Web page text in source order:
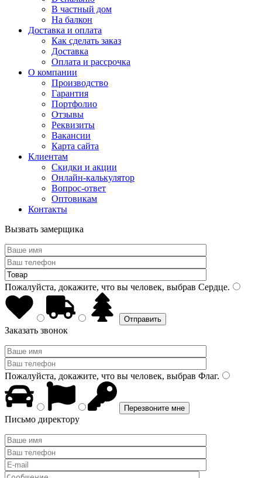
В частный дом
На балкон
Доставка и оплата
Как сделать заказ
Доставка
Оплата и рассрочка
О компании
Производство
Гарантия
Портфолио
Отзывы
Реквизиты
Вакансии
Карта сайта
Клиентам
Скидки и акции
Онлайн-калькулятор
Вопрос-ответ
Оптовикам
Контакты
Вызвать замерщика
Пожалуйста, докажите, что вы человек, выбрав Сердце.
Заказать звонок
Пожалуйста, докажите, что вы человек, выбрав Флаг.
Письмо директору